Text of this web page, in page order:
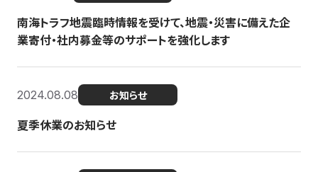
南海トラフ地震臨時情報を受けて、地震・災害に備えた企
業寄付・社内募金等のサポートを強化します
2024.08.08 お知らせ
夏季休業のお知らせ